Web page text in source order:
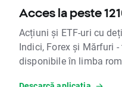
Acces la peste
Acțiuni și ETF-uri cu
Indici, Forex și Mărfuri
disponibile în limba